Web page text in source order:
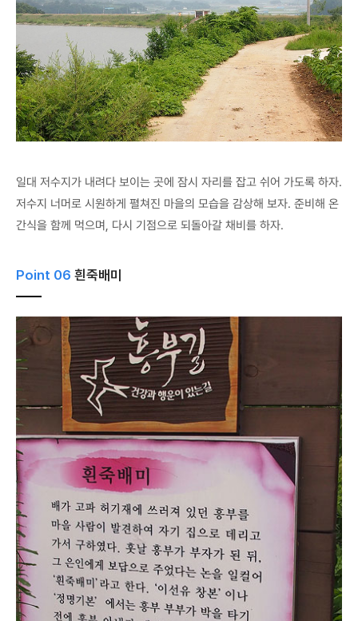
일대 저수지가 내려다 보이는 곳에 잠시 자리를 잡고 쉬어 가도록 하자.
저수지 너머로 시원하게 펼쳐진 마을의 모습을 감상해 보자. 준비해 온
간식을 함께 먹으며, 다시 기점으로 되돌아갈 채비를 하자.
Point 06 흰죽배미